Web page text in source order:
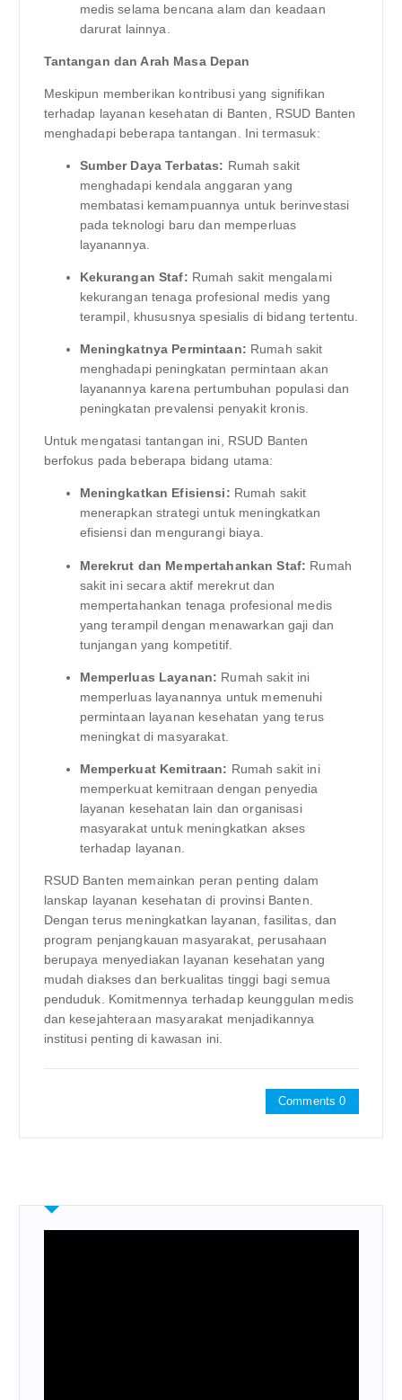
medis selama bencana alam dan keadaan
darurat lainnya.
Tantangan dan Arah Masa Depan
Meskipun memberikan kontribusi yang signifikan
terhadap layanan kesehatan di Banten, RSUD Banten
menghadapi beberapa tantangan. Ini termasuk:
Sumber Daya Terbatas: Rumah sakit
menghadapi kendala anggaran yang
membatasi kemampuannya untuk berinvestasi
pada teknologi baru dan memperluas
layanannya.
Kekurangan Staf: Rumah sakit mengalami
kekurangan tenaga profesional medis yang
terampil, khususnya spesialis di bidang tertentu.
Meningkatnya Permintaan: Rumah sakit
menghadapi peningkatan permintaan akan
layanannya karena pertumbuhan populasi dan
peningkatan prevalensi penyakit kronis.
Untuk mengatasi tantangan ini, RSUD Banten
berfokus pada beberapa bidang utama:
Meningkatkan Efisiensi: Rumah sakit
menerapkan strategi untuk meningkatkan
efisiensi dan mengurangi biaya.
Merekrut dan Mempertahankan Staf: Rumah
sakit ini secara aktif merekrut dan
mempertahankan tenaga profesional medis
yang terampil dengan menawarkan gaji dan
tunjangan yang kompetitif.
Memperluas Layanan: Rumah sakit ini
memperluas layanannya untuk memenuhi
permintaan layanan kesehatan yang terus
meningkat di masyarakat.
Memperkuat Kemitraan: Rumah sakit ini
memperkuat kemitraan dengan penyedia
layanan kesehatan lain dan organisasi
masyarakat untuk meningkatkan akses
terhadap layanan.
RSUD Banten memainkan peran penting dalam
lanskap layanan kesehatan di provinsi Banten.
Dengan terus meningkatkan layanan, fasilitas, dan
program penjangkauan masyarakat, perusahaan
berupaya menyediakan layanan kesehatan yang
mudah diakses dan berkualitas tinggi bagi semua
penduduk. Komitmennya terhadap keunggulan medis
dan kesejahteraan masyarakat menjadikannya
institusi penting di kawasan ini.
Comments 0